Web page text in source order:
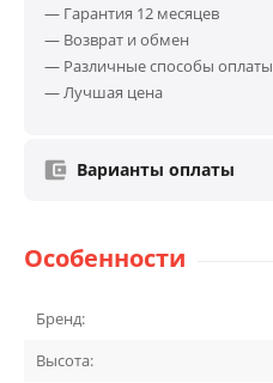
— Гарантия 12 месяцев
— Возврат и обмен
— Различные способы оплаты
— Лучшая цена
Варианты оплаты
Особенности
Бренд:
Высота: